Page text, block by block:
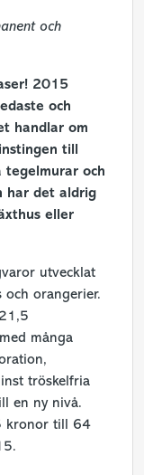
och
2015
och
handlar om
till
tegelmurar och
har det aldrig
eller
utvecklat
orangerier.
många
tröskelfria
en ny nivå.
kronor till 64